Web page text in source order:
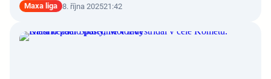
Maxa liga 8. října 202521:42